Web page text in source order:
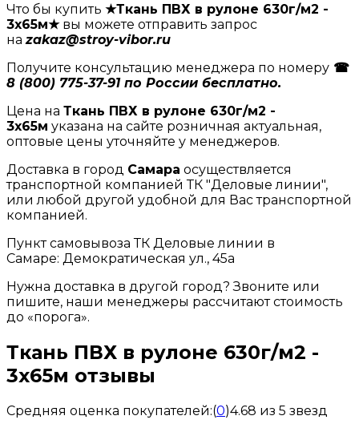
Что бы купить ★Ткань ПВХ в рулоне 630г/м2 -
3х65м★вы можете отправить запрос
наzakaz@stroy-vibor.ru
Получите консультацию менеджера по номеру ☎
8 (800) 775-37-91 по России бесплатно.
Цена на Ткань ПВХ в рулоне 630г/м2 -
3х65м указана на сайте розничная актуальная,
оптовые цены уточняйте у менеджеров.
Доставка в город Самара осуществляется
транспортной компанией ТК "Деловые линии",
или любой другой удобной для Вас транспортной
компанией.
Пункт самовывоза ТК Деловые линии в
Самаре: Демократическая ул., 45а
Нужна доставка в другой город? Звоните или
пишите, наши менеджеры рассчитают стоимость
до «порога».
Ткань ПВХ в рулоне 630г/м2 -
3х65м отзывы
Средняя оценка покупателей:(0)4.68 из 5 звезд